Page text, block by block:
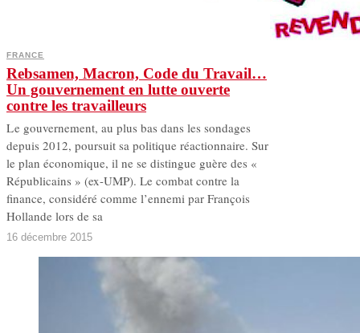
FRANCE
Rebsamen, Macron, Code du Travail…
Un gouvernement en lutte ouverte
contre les travailleurs
L e gouvernement, au plus bas dans les sondages
depuis 2012, poursuit sa politique réactionnaire. Sur
le plan économique, il ne se distingue guère des «
Républicains » (ex-UMP). Le combat contre la
finance, considéré comme l’ennemi par François
Hollande lors de sa
16 décembre 2015